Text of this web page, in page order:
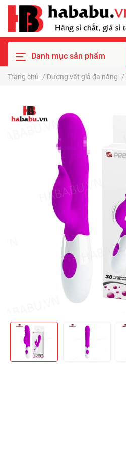
Danh mục sản phẩm
Trang chủ / Dương vật giả đa năng /